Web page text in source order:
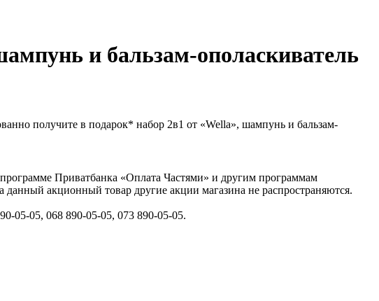
и бальзам-ополаскиватель
получите в подарок* набор 2в1 от «Wella», шампунь и бальзам-
Приватбанка «Оплата Частями» и другим программам
акционный товар другие акции магазина не распространяются.
05-05, 068 890-05-05, 073 890-05-05.